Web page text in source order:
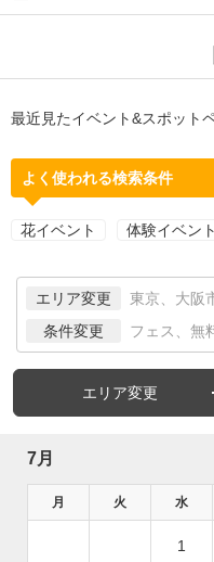
最近見たイベント&スポット
よく使われる検索条件
花イベント 体験イベント
エリア変更 東京、大阪
条件変更 フェス、無
エリア変更
7月
月 火 水
1